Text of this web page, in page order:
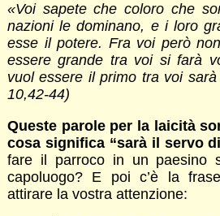
«Voi sapete che coloro che
nazioni le dominano, e i loro
esse il potere. Fra voi però
essere grande tra voi si farà
vuol essere il primo tra voi
10,42-44)
Queste parole per la laicità
cosa significa “sarà il servo
fare il parroco in un paesino
capoluogo? E poi c’è la
attirare la vostra attenzione: